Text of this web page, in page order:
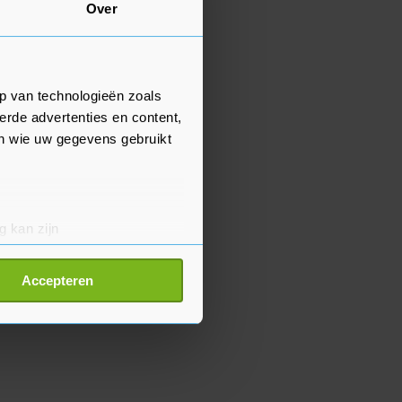
Over
van technologieën zoals
advertenties en content,
wie uw gegevens gebruikt
kan zijn
detailgedeelte
Accepteren